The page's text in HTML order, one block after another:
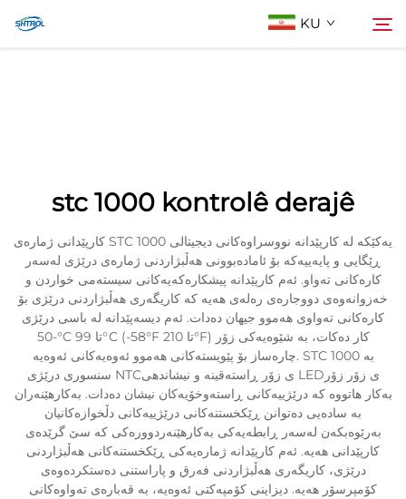
KU
stc 1000 kontrolê derajê
کارپێدانی ژمارەی STC 1000 یەکێکە لە کارپێدانە نووسراوەکانی دیجیتالی
ڕێگایی و پایەییەکە بۆ ئامادەبوونی هەڵبژاردنی ژمارەی درێژی لەسەر
کارەکانی تەواو. ئەم کارپێدانە پیشکارەکەیەکانی سیستەمی خواردن و
خەزوانەوەی دووجارەی رەلەی هەیە کە کاریگەری هەڵبژاردنی درێژی بۆ
کارەکانی تەواوی هەموو جیهان دەدات. ئەم دیسەپێدانە لە باسی درێژی
-50°C تا 99°C (-58°F تا 210°F) کار دەکات، بە شێوەیەکی زۆر
چارەساز بۆ پێویستەکانی هەموو ئەوەیەکانی ئەوەیە. STC 1000 بە
سنسوری درێژی NTCی زۆر ڕاستەقینە و نیشاندهی LEDی زۆر زۆر
بەکار هاتووە کە درێژییەکانی ڕاستەوخۆیەکان نیشان دەدات. بەکارهێنەران
بە سادەیی دەتوانن ڕێکخستنەکانی درێژییەکانی دڵخوازەکانیان
بەرێوەبکەن لەسەر ڕابطەیەکی بەکارهێنەردوورەکی کە سێ گرێدەی
کارپێدانی هەیە. ئەم کارپێدانە ژمارەیەکی ڕێکخستنەکانی هەڵبژاردنی
درێژی، کاریگەری هەڵبژاردنی فەرق و پاراستنی دەستکردەوەی
کۆمپرسۆر هەیە. دیزاینی کۆمپەکتی ئەوەیە، بە قەبارەی تەواوەکانی